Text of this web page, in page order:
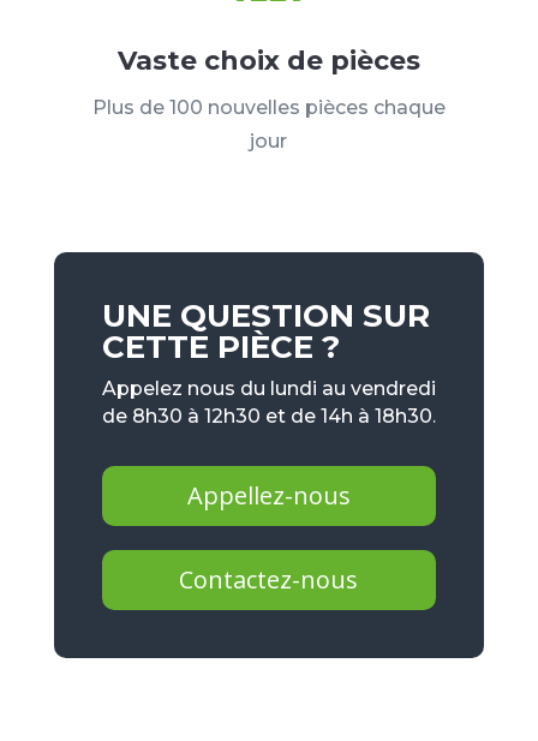
Vaste choix de pièces
Plus de 100 nouvelles pièces chaque
jour
UNE QUESTION SUR
CETTE PIÈCE ?
Appelez nous du lundi au vendredi
de 8h30 à 12h30 et de 14h à 18h30.
Appellez-nous
Contactez-nous